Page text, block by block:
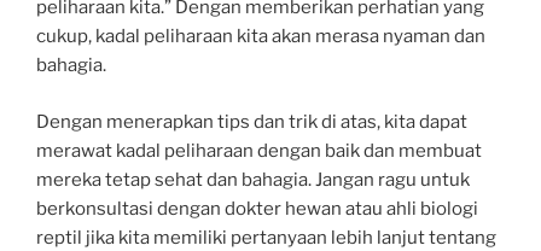
peliharaan kita.” Dengan memberikan perhatian yang
cukup, kadal peliharaan kita akan merasa nyaman dan
bahagia.
Dengan menerapkan tips dan trik di atas, kita dapat
merawat kadal peliharaan dengan baik dan membuat
mereka tetap sehat dan bahagia. Jangan ragu untuk
berkonsultasi dengan dokter hewan atau ahli biologi
reptil jika kita memiliki pertanyaan lebih lanjut tentang